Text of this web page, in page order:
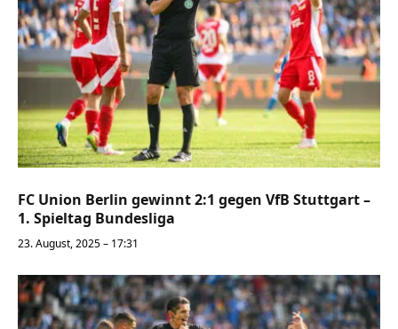
FC Union Berlin gewinnt 2:1 gegen VfB Stuttgart –
1. Spieltag Bundesliga
23. August, 2025 – 17:31